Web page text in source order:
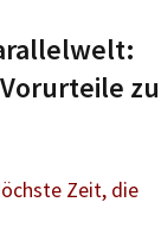
zu
Zeit, die